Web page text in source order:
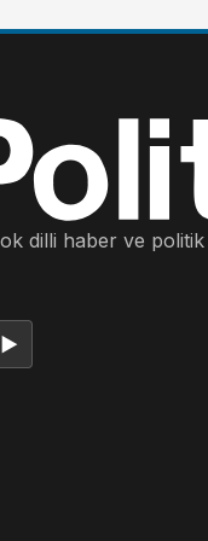
dilli haber ve politik
▶